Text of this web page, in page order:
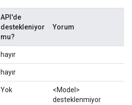
API'de
destekleniyor
mu?
Yorum
hayır
hayır
Yok
<Model>
desteklenmiyor